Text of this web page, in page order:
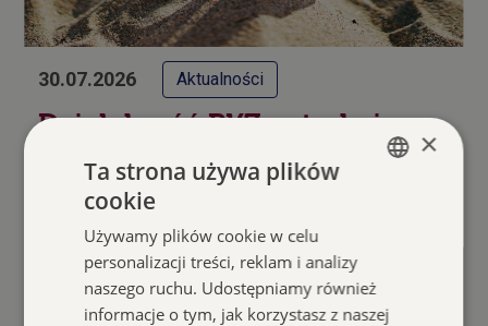
30.07.2026 Aktualności
Działalność PKZ w trakcie
wakacji
Czytaj więcej
×
Ta strona używa plików
cookie
Używamy plików cookie w celu
personalizacji treści, reklam i analizy
naszego ruchu. Udostępniamy również
informacje o tym, jak korzystasz z naszej